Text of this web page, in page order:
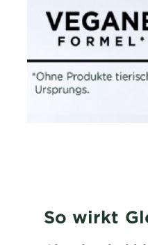
So wirkt